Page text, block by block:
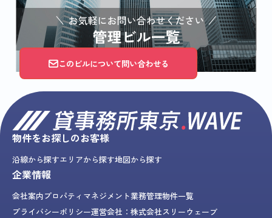
このビルについて問い合わせる
物件をお探しのお客様
沿線から探すエリアから探す地図から探す
企業情報
会社案内プロパティマネジメント業務管理物件一覧
プライバシーポリシー運営会社：株式会社スリーウェーブ